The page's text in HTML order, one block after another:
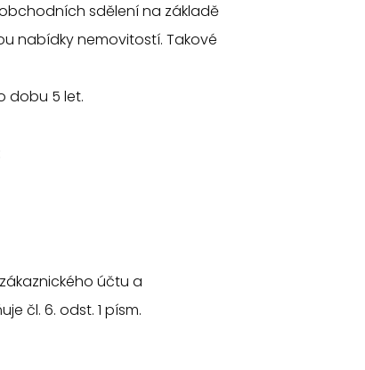
sdělení na základě
nabídky nemovitostí. Takové
dobu 5 let.
účtu a
čl. 6. odst. 1 písm.